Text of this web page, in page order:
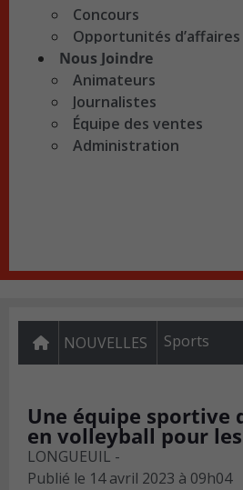
Concours
Opportunités d’affaires
Nous Joindre
Animateurs
Journalistes
Équipe des ventes
Administration
NOUVELLES Sports
Une équipe sportive
en volleyball pour
LONGUEUIL -
Publié le 14 avril 2023 à 09h04